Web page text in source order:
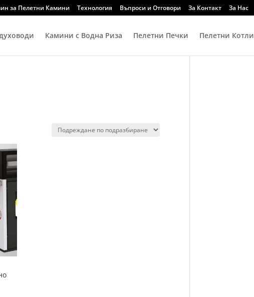
за Пелетни Камини Технология Въпроси и Отговори За Контакт За Нас
Камини с Водна Риза Пелетни Печки Пелетни Котли